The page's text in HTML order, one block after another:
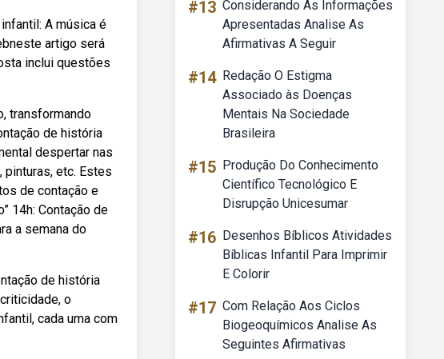
A música é
artigo será
inclui questões
transformando
de história
despertar nas
etc. Estes
de contação e
14h: Contação de
a semana do
de história
o
cada uma com
#13 Considerando As Informações
Apresentadas Analise As
Afirmativas A Seguir
#14 Redação O Estigma
Associado às Doenças
Mentais Na Sociedade
Brasileira
#15 Produção Do Conhecimento
Científico Tecnológico E
Disrupção Unicesumar
#16 Desenhos Bíblicos Atividades
Bíblicas Infantil Para Imprimir
E Colorir
#17 Com Relação Aos Ciclos
Biogeoquímicos Analise As
Seguintes Afirmativas